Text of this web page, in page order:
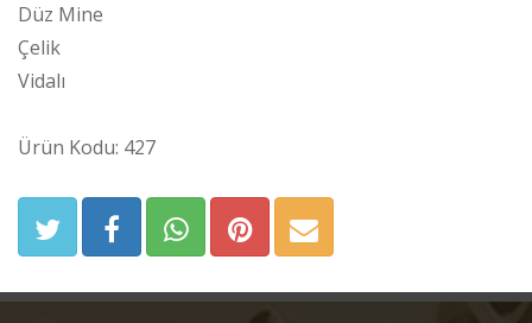
Düz Mine
Çelik
Vidalı
Ürün Kodu: 427